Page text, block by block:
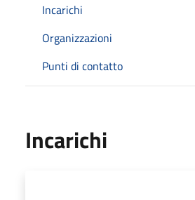
Incarichi
Organizzazioni
Punti di contatto
Incarichi